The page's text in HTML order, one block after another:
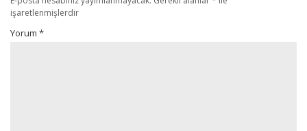
işaretlenmişlerdir
Yorum *